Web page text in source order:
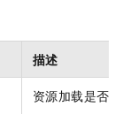
描述
资源加载是否